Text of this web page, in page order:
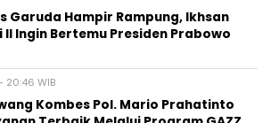
Garuda Hampir Rampung, Ikhsan
II Ingin Bertemu Presiden Prabowo
20:46 WIB
Kombes Pol. Mario Prahatinto